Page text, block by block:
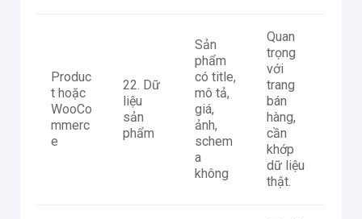
Produc
t hoặc
WooCo
mmerc
e
22. Dữ
liệu
sản
phẩm
Sản
phẩm
có title,
mô tả,
giá,
ảnh,
schem
a
không
Quan
trọng
với
trang
bán
hàng,
cần
khớp
dữ liệu
thật.